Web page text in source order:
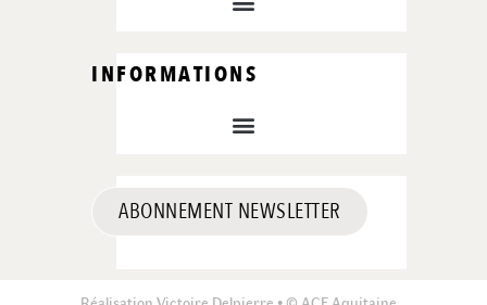
INFORMATIONS
ABONNEMENT NEWSLETTER